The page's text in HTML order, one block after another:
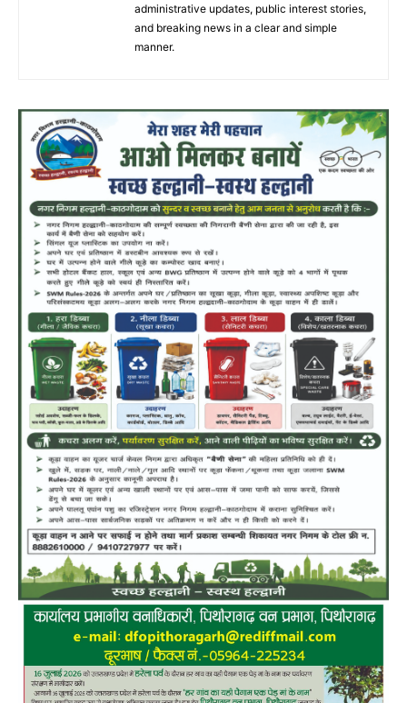
administrative updates, public interest stories,
and breaking news in a clear and simple
manner.